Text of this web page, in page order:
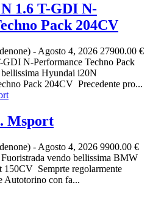
1.6 T-GDI N-
Pack 204CV
- Agosto 4, 2026 27900.00 €
N-Performance Techno Pack
Hyundai i20N
Pack 204CV Precedente pro...
Msport
- Agosto 4, 2026 9900.00 €
vendo bellissima BMW
150CV Semprte regolarmente
Autotorino con fa...